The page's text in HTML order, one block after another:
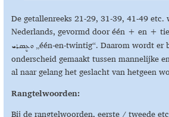
De getallenreeks 21-29, 31-39, 41-49
Nederlands, gevormd door één + en +
ܘܥܷܣܪܝ„één-en-twintig“. Daarom wordt er
onderscheid gemaakt tussen mannelijke
al naar gelang het geslacht van hetgeen
Rangtelwoorden: